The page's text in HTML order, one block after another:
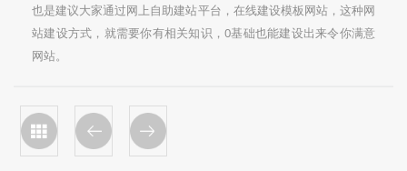
也是建议大家通过网上自助建站平台，在线建设模板网站，这种网
站建设方式，就需要你有相关知识，0基础也能建设出来令你满意
网站。